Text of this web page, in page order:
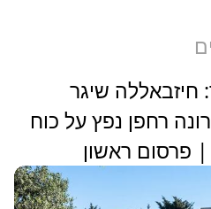
שיגר
רחפן נפץ על כוח
| פרסום ראשון